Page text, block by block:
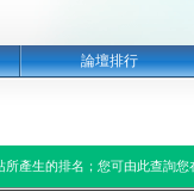
論壇排行
產生的排名；您可由此查詢您